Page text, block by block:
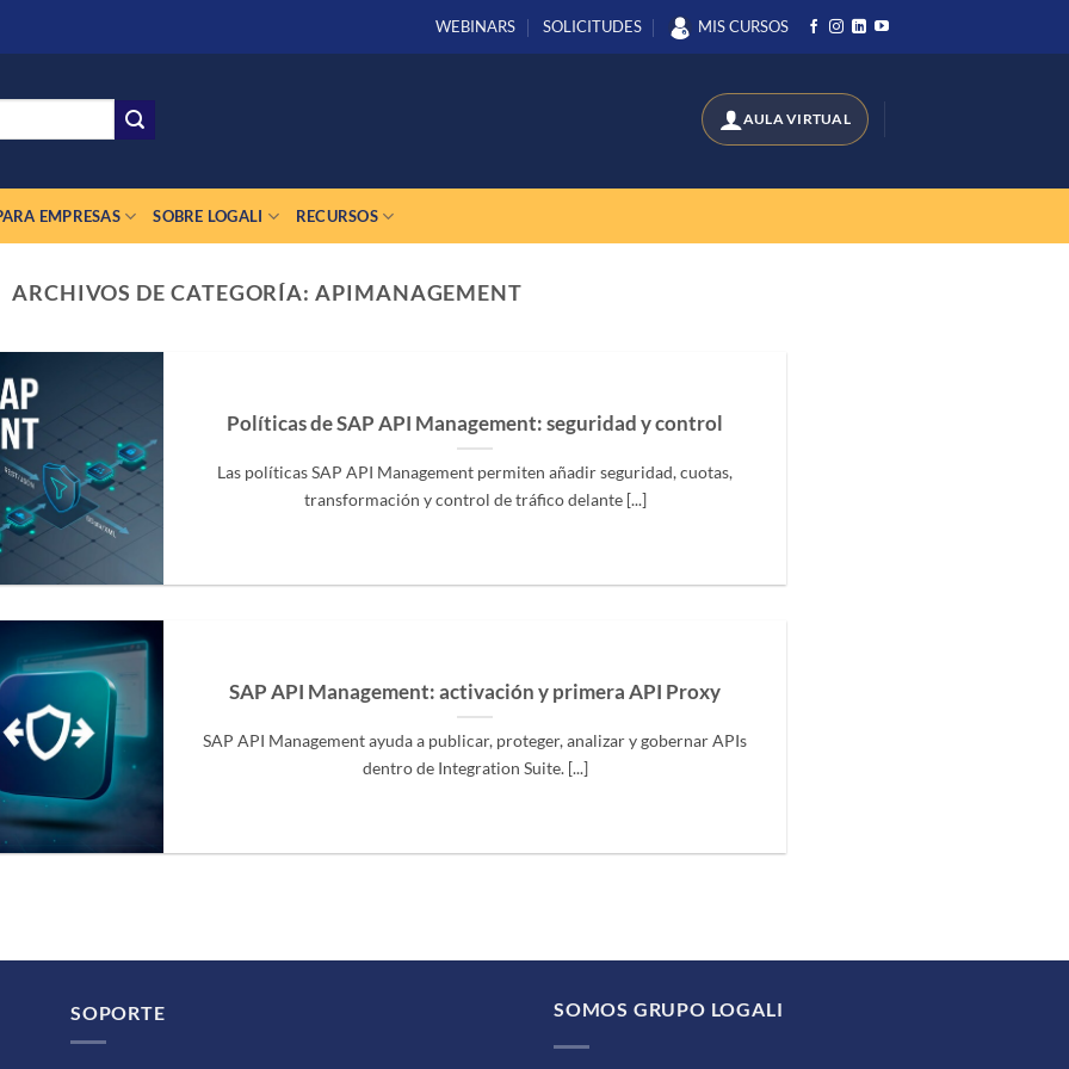
WEBINARS SOLICITUDES MIS CURSOS
EMPRESAS SOBRE LOGALI RECURSOS
ARCHIVOS DE CATEGORÍA:APIMANAGEMENT
Políticas de SAP API Management: seguridad y control
Las políticas SAP API Management permiten añadir seguridad, cuotas,
transformación y control de tráfico delante [...]
SAP API Management: activación y primera API Proxy
SAP API Management ayuda a publicar, proteger, analizar y gobernar APIs
dentro de Integration Suite. [...]
SOPORTE SOMOS GRUPO LOGALI